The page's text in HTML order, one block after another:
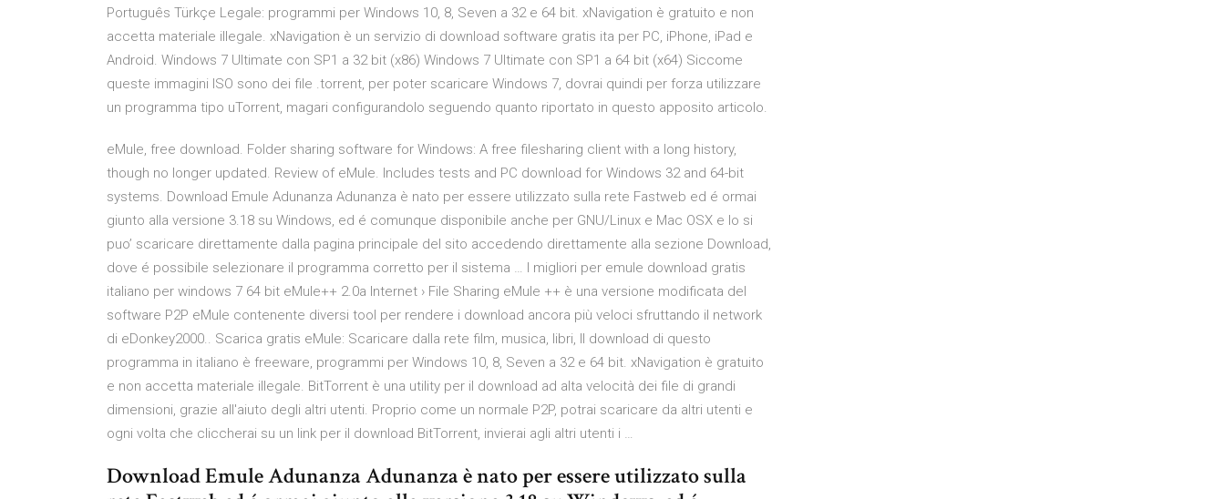
Português Türkçe Legale: programmi per Windows 10, 8, Seven a 32 e 64 bit. xNavigation è gratuito e non
accetta materiale illegale. xNavigation è un servizio di download software gratis ita per PC, iPhone, iPad e
Android. Windows 7 Ultimate con SP1 a 32 bit (x86) Windows 7 Ultimate con SP1 a 64 bit (x64) Siccome
queste immagini ISO sono dei file .torrent, per poter scaricare Windows 7, dovrai quindi per forza utilizzare
un programma tipo uTorrent, magari configurandolo seguendo quanto riportato in questo apposito articolo.
eMule, free download. Folder sharing software for Windows: A free filesharing client with a long history,
though no longer updated. Review of eMule. Includes tests and PC download for Windows 32 and 64-bit
systems. Download Emule Adunanza Adunanza è nato per essere utilizzato sulla rete Fastweb ed é ormai
giunto alla versione 3.18 su Windows, ed é comunque disponibile anche per GNU/Linux e Mac OSX e lo si
puo’ scaricare direttamente dalla pagina principale del sito accedendo direttamente alla sezione Download,
dove é possibile selezionare il programma corretto per il sistema … I migliori per emule download gratis
italiano per windows 7 64 bit eMule++ 2.0a Internet › File Sharing eMule ++ è una versione modificata del
software P2P eMule contenente diversi tool per rendere i download ancora più veloci sfruttando il network
di eDonkey2000.. Scarica gratis eMule: Scaricare dalla rete film, musica, libri, Il download di questo
programma in italiano è freeware, programmi per Windows 10, 8, Seven a 32 e 64 bit. xNavigation è gratuito
e non accetta materiale illegale. BitTorrent è una utility per il download ad alta velocità dei file di grandi
dimensioni, grazie all'aiuto degli altri utenti. Proprio come un normale P2P, potrai scaricare da altri utenti e
ogni volta che cliccherai su un link per il download BitTorrent, invierai agli altri utenti i …
Download Emule Adunanza Adunanza è nato per essere utilizzato sulla